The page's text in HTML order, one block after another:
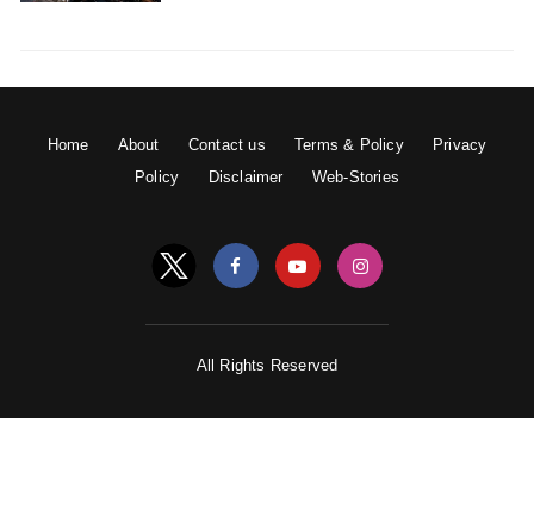
Home About Contact us Terms & Policy
Privacy
Policy
Disclaimer Web-Stories
All Rights Reserved